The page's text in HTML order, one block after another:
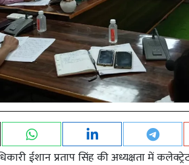
ईशान प्रताप सिंह की अध्यक्षता में